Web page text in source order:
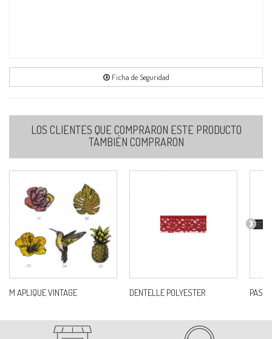
Ficha de Seguridad
LOS CLIENTES QUE COMPRARON ESTE PRODUCTO
TAMBIÉN COMPRARON
M APLIQUE VINTAGE DENTELLE POLYESTER